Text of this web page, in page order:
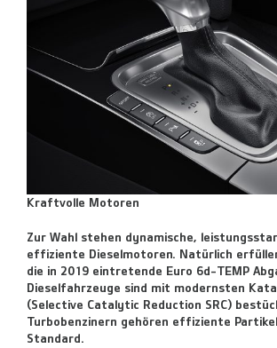
Kraftvolle Motoren
Zur Wahl stehen dynamische,
effiziente Dieselmotoren. Natürlich
die in 2019 eintretende Euro 6d-TEMP
Dieselfahrzeuge sind mit modernsten
(Selective Catalytic Reduction SRC)
Turbobenzinern gehören effiziente
Standard.